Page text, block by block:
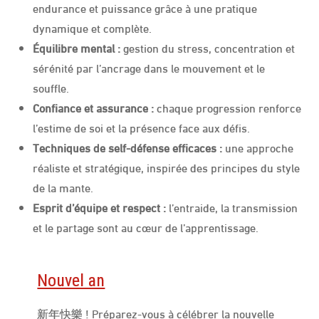
endurance et puissance grâce à une pratique
dynamique et complète.
Équilibre mental :gestion du stress, concentration et
sérénité par l’ancrage dans le mouvement et le
souffle.
Confiance et assurance :chaque progression renforce
l’estime de soi et la présence face aux défis.
Techniques de self-défense efficaces : une approche
réaliste et stratégique, inspirée des principes du style
de la mante.
Esprit d’équipe et respect : l’entraide, la transmission
et le partage sont au cœur de l’apprentissage.
Nouvel an
新年快樂 ! Préparez-vous à célébrer la nouvelle